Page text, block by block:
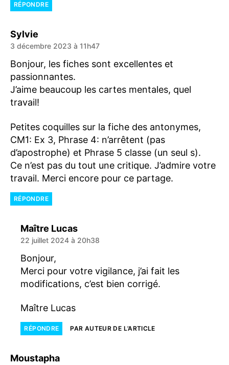
RÉPONDRE
Sylvie
3 décembre 2023 à 11h47
Bonjour, les fiches sont excellentes et
passionnantes.
J’aime beaucoup les cartes mentales, quel
travail!
Petites coquilles sur la fiche des antonymes,
CM1: Ex 3, Phrase 4: n’arrêtent (pas
d’apostrophe) et Phrase 5 classe (un seul s).
Ce n’est pas du tout une critique. J’admire votre
travail. Merci encore pour ce partage.
RÉPONDRE
Maître Lucasdit :
22 juillet 2024 à 20h38
Bonjour,
Merci pour votre vigilance, j’ai fait les
modifications, c’est bien corrigé.
Maître Lucas
RÉPONDRE PAR AUTEUR DE L’ARTICLE
Moustaphadit :